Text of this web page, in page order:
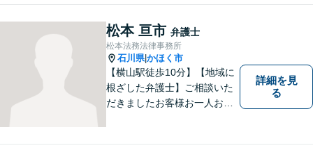
松本 亘市 弁護士
松本法務法律事務所
石川県|かほく市
【横山駅徒歩10分】【地域に
根ざした弁護士】ご相談いた
だきましたお客様お一人お一
婚問題／相続問題／刑事事件
詳細を見
る